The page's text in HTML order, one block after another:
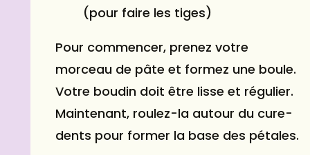
(pour faire les tiges)
Pour commencer, prenez votre
morceau de pâte et formez une boule.
Votre boudin doit être lisse et régulier.
Maintenant, roulez-la autour du cure-
dents pour former la base des pétales.